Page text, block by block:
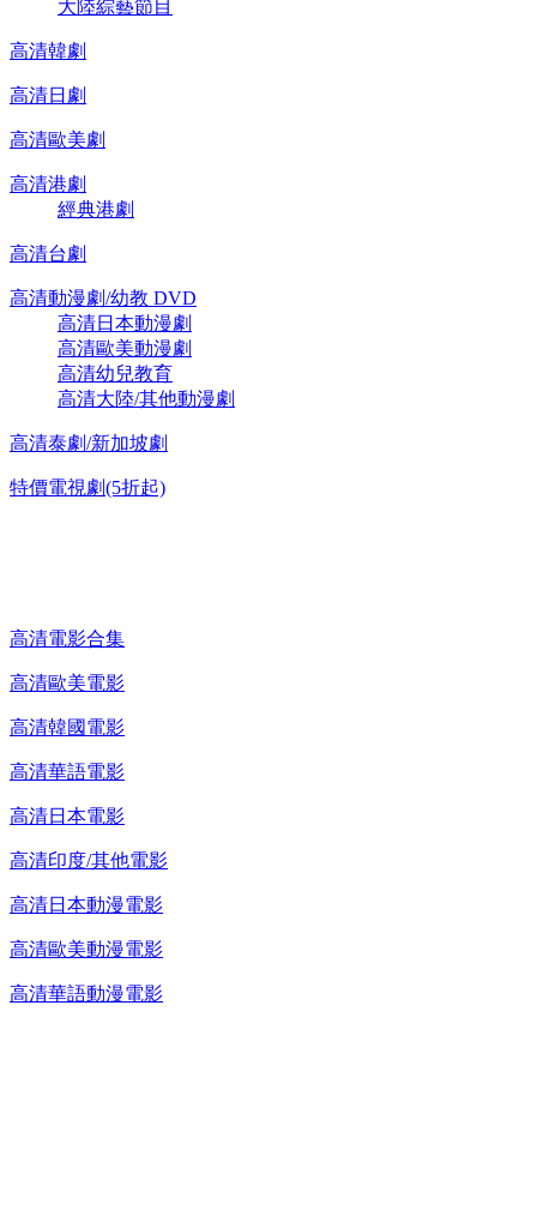
大陸綜藝節目
高清韓劇
高清日劇
高清歐美劇
高清港劇
經典港劇
高清台劇
高清動漫劇/幼教 DVD
高清日本動漫劇
高清歐美動漫劇
高清幼兒教育
高清大陸/其他動漫劇
高清泰劇/新加坡劇
特價電視劇(5折起)
高清電影合集
高清歐美電影
高清韓國電影
高清華語電影
高清日本電影
高清印度/其他電影
高清日本動漫電影
高清歐美動漫電影
高清華語動漫電影